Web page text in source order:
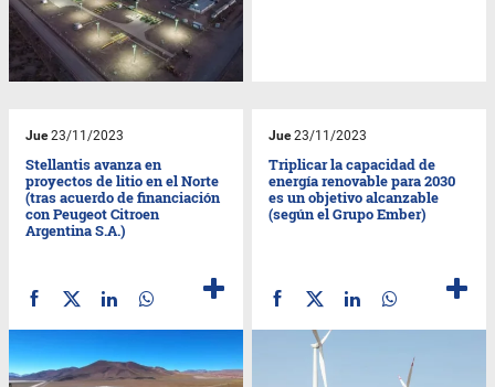
Jue23/11/2023
Stellantis avanza en
proyectos de litio en el Norte
(tras acuerdo de financiación
con Peugeot Citroen
Argentina S.A.)
Jue23/11/2023
Triplicar la capacidad de
energía renovable para 2030
es un objetivo alcanzable
(según el Grupo Ember)